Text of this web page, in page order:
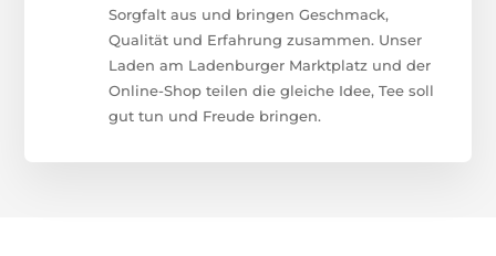
Sorgfalt aus und bringen Geschmack,
Qualität und Erfahrung zusammen. Unser
Laden am Ladenburger Marktplatz und der
Online-Shop teilen die gleiche Idee, Tee soll
gut tun und Freude bringen.